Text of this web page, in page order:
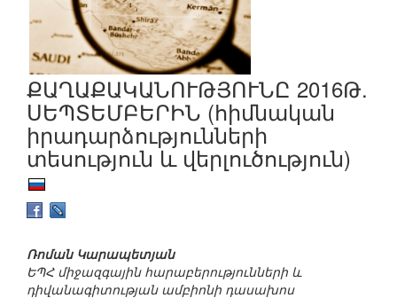
ՔԱՂԱՔԱԿԱՆՈՒԹՅՈՒՆԸ 2016Թ.
ՍԵՊՏԵՄԲԵՐԻՆ (հիմնական
իրադարձությունների
տեսություն և վերլուծություն)
Ռոման Կարապետյան
ԵՊՀ միջազգային հարաբերությունների և
դիվանագիտության ամբիոնի դասախոս